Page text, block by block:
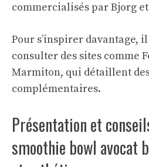
commercialisés par Bjorg
Pour s’inspirer davantage,
consulter des sites comme
Marmiton, qui détaillent
complémentaires.
Présentation et
smoothie bowl avocat